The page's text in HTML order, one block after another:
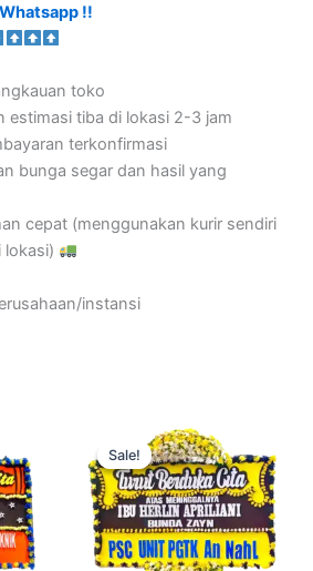
!!
toko
estimasi tiba di lokasi 2-3 jam
terkonfirmasi
bunga segar dan hasil yang
cepat (menggunakan kurir sendiri
lokasi)
instansi
is:
Rp499.000.
Sale!
Sale!
Original
price
was:
Rp650.000.
is: